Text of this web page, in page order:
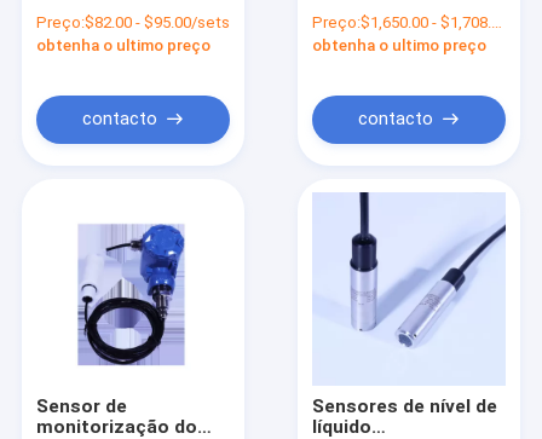
personalizado para
medição industrial
Preço:$82.00 - $95.00/sets
obtenha o ultimo preço
contacto
radar UNIVO UBLG-
120Y para
nível de líquido
Preço:$1,650.00 - $1,708.00/sets
obtenha o ultimo preço
contacto
Sensor de
monitorização do
Sensores de nível de
líquido